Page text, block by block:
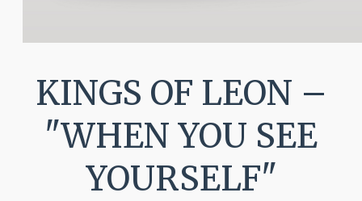
KINGS OF LEON –
"WHEN YOU SEE
YOURSELF"